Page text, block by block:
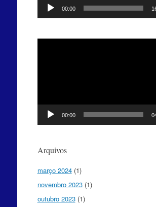
00:00
00:00
Arquivos
março 2024(1)
novembro 2023(1)
outubro 2023(1)